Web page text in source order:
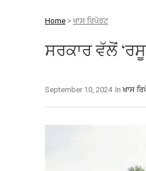
Home > ਖਾਸ ਰਿਪੋਰਟ
ਸਰਕਾਰ ਵੱਲੋਂ
In ਖਾਸ
September 10, 2024